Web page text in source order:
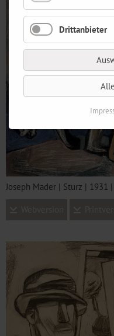
Joseph Mader | Sturz |
Drittanbieter